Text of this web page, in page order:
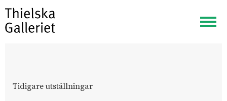
Visa
meny
Tidigare utställningar